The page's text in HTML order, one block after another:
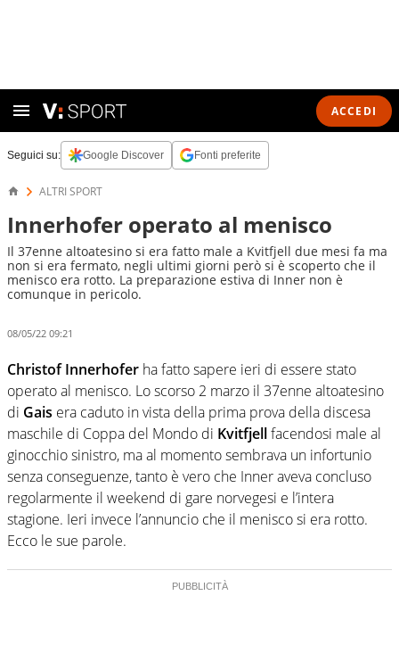
ACCEDI
Seguici su: Google Discover Fonti preferite
ALTRI SPORT
Innerhofer operato al menisco
Il 37enne altoatesino si era fatto male a Kvitfjell due mesi fa ma
non si era fermato, negli ultimi giorni però si è scoperto che il
menisco era rotto. La preparazione estiva di Inner non è
comunque in pericolo.
08/05/22 09:21
Christof Innerhofer ha fatto sapere ieri di essere stato
operato al menisco. Lo scorso 2 marzo il 37enne altoatesino
di Gais era caduto in vista della prima prova della discesa
maschile di Coppa del Mondo di Kvitfjellfacendosi male al
ginocchio sinistro, ma al momento sembrava un infortunio
senza conseguenze, tanto è vero che Inner aveva concluso
regolarmente il weekend di gare norvegesi e l’intera
stagione. Ieri invece l’annuncio che il menisco si era rotto.
Ecco le sue parole.